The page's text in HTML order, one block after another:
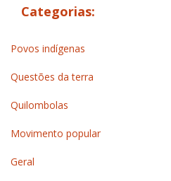
Categorias:
Povos indígenas
Questões da terra
Quilombolas
Movimento popular
Geral